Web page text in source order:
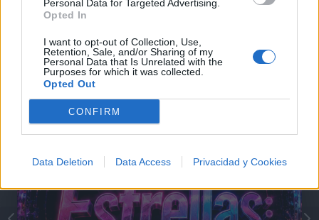
Personal Data for Targeted Advertising.
Opted In
I want to opt-out of Collection, Use,
Retention, Sale, and/or Sharing of my
Personal Data that Is Unrelated with the
Purposes for which it was collected.
Opted Out
CONFIRM
Data Deletion Data Access Privacidad y Cookies
@musicapuntocom